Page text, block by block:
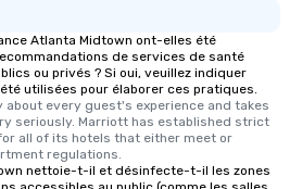
offering engaging
fascinating stories.
interactive
along the way
ensuring there is
experiences offer the
Atlanta Midtown ont-elles été
de services de santé
ou privés ? Si oui, veuillez indiquer
utilisées pour élaborer ces pratiques.
about every guest's experience and takes
seriously. Marriott has established strict
all of its hotels that either meet or
regulations.
nettoie-t-il et désinfecte-t-il les zones